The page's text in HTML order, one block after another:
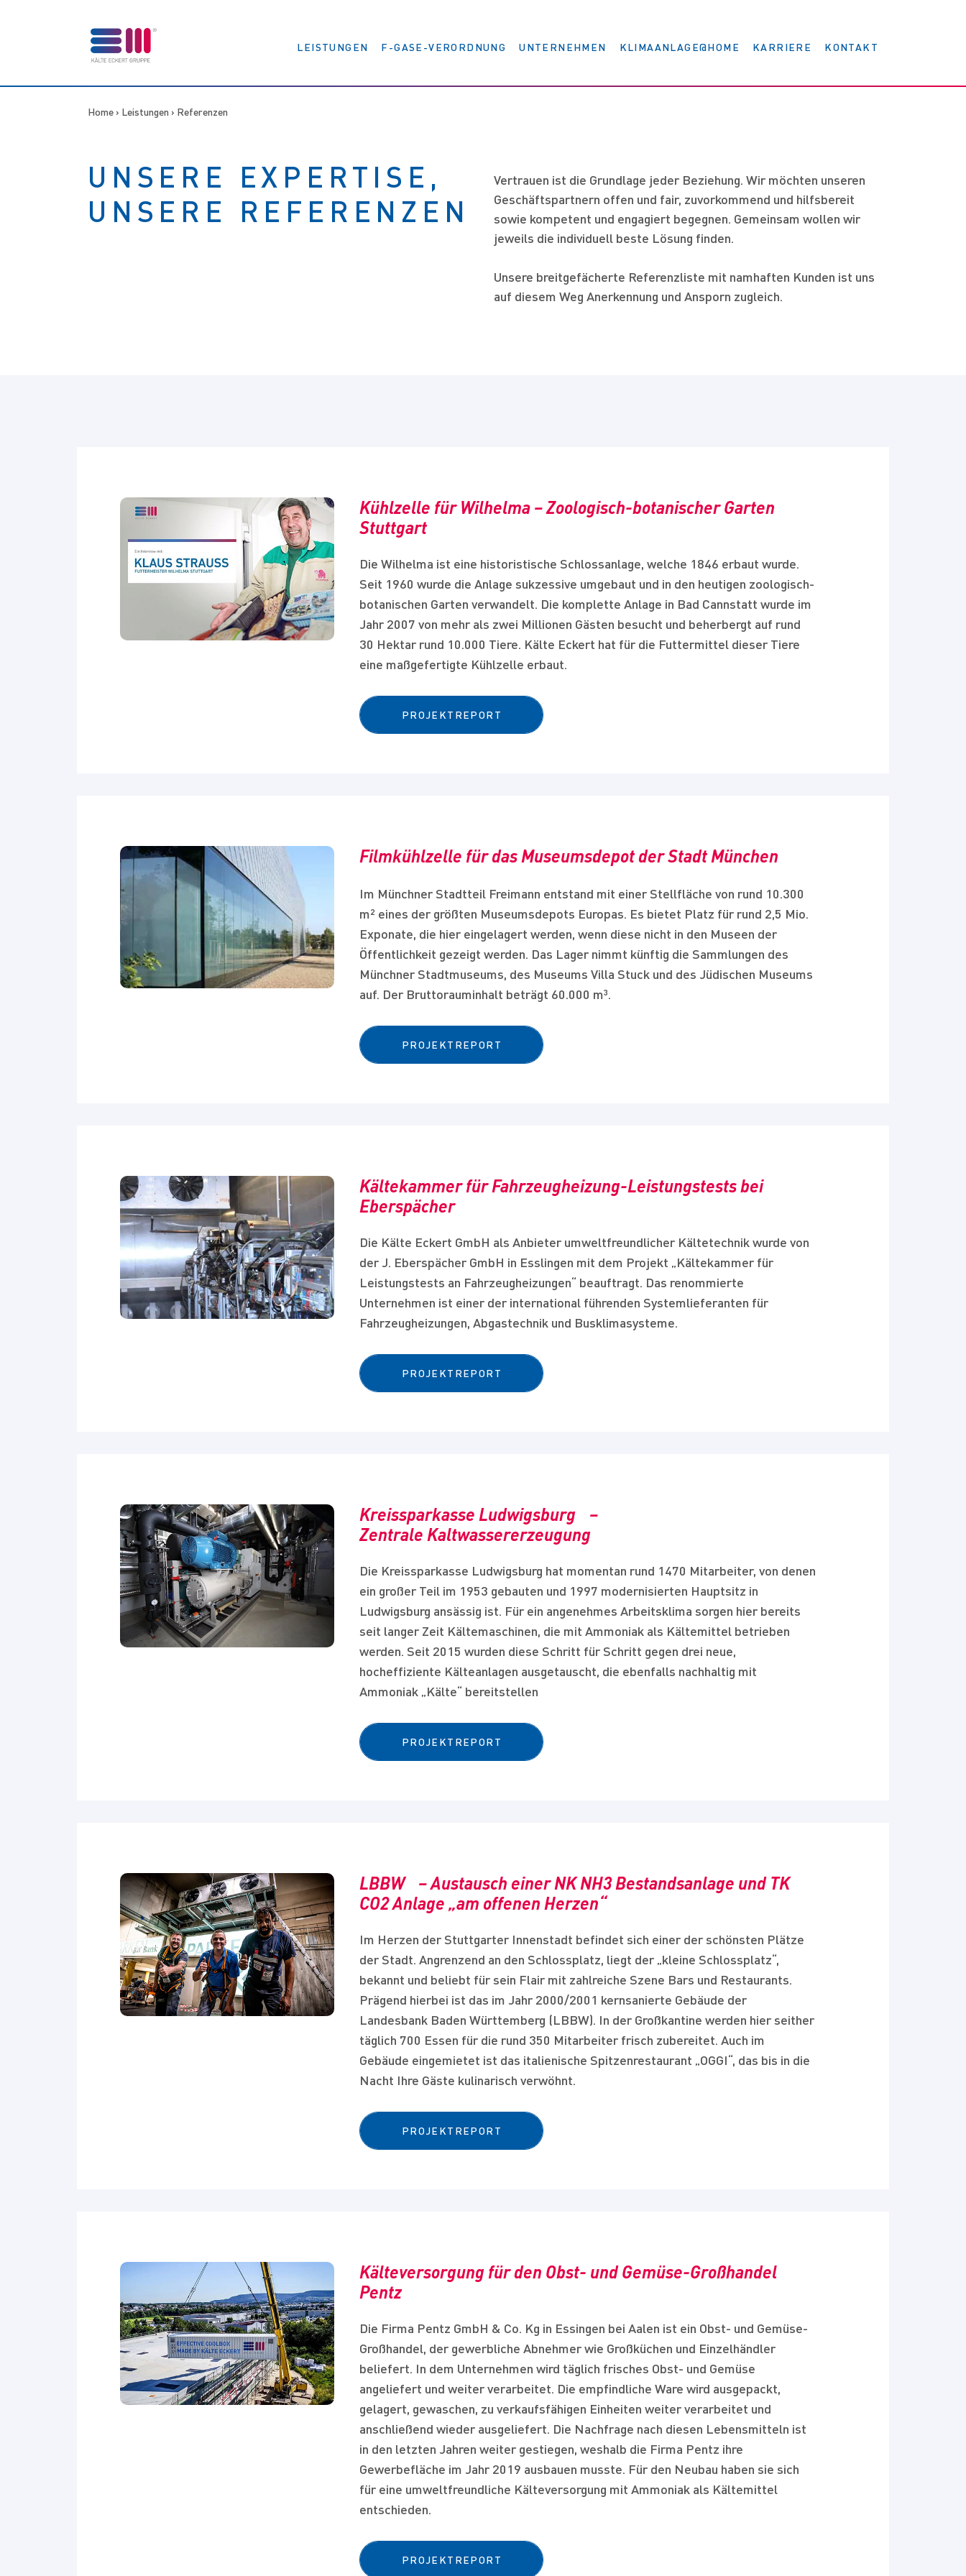
LEISTUNGEN
Anlagenbau
Wartung
Provisorien
F-GASE-VERORDNUNG
Umrüstung und Neubau?
Welche alternativen
Kältemittel kommen in
Kältemittel – synthetische
Ersatzkältemittel?
UNTERNEHMEN
News
Nachhaltigkeit
Engagement
Publikationen
Social Media
KLIMAANLAGE@HOME KARRIERE
Kälte Eckert Akademie
KONTAKT
Wartung
Provisorien
Druckbehältertechnik
Lösungen nach Branchen
Referenzen
Welche alternativen Kältemittel kommen
in Frage?
Im Vergleich: Natürliche Kältemittel –
synthetische Ersatzkältemittel?
Stellungnahme Verschärfung der EU F
Gase VO
Gruppe
Allianz
News
Nachhaltigkeit
Engagement
Standort Allgäu
Publikationen
Social Media
KLIMAANLAGE@HOME
KARRIERE
Übersicht
Ausbildung & Studium
Stellen für Fachkräfte
Kälte Eckert Akademie
KONTAKT
Home › Leistungen › Referenzen
UNSERE EXPERTISE,
UNSERE REFERENZEN
Vertrauen ist die Grundlage jeder Beziehung. Wir möchten unseren
Geschäftspartnern offen und fair, zuvorkommend und hilfsbereit
sowie kompetent und engagiert begegnen. Gemeinsam wollen wir
jeweils die individuell beste Lösung finden.
Unsere breitgefächerte Referenzliste mit namhaften Kunden ist uns
auf diesem Weg Anerkennung und Ansporn zugleich.
Kühlzelle für Wilhelma – Zoologisch-botanischer Garten
Stuttgart
Die Wilhelma ist eine historistische Schlossanlage, welche 1846 erbaut wurde.
Seit 1960 wurde die Anlage sukzessive umgebaut und in den heutigen zoologisch-
botanischen Garten verwandelt. Die komplette Anlage in Bad Cannstatt wurde im
Jahr 2007 von mehr als zwei Millionen Gästen besucht und beherbergt auf rund
30 Hektar rund 10.000 Tiere. Kälte Eckert hat für die Futtermittel dieser Tiere
eine maßgefertigte Kühlzelle erbaut.
PROJEKTREPORT
Filmkühlzelle für das Museumsdepot der Stadt München
Im Münchner Stadtteil Freimann entstand mit einer Stellfläche von rund 10.300
m² eines der größten Museumsdepots Europas. Es bietet Platz für rund 2,5 Mio.
Exponate, die hier eingelagert werden, wenn diese nicht in den Museen der
Öffentlichkeit gezeigt werden. Das Lager nimmt künftig die Sammlungen des
Münchner Stadtmuseums, des Museums Villa Stuck und des Jüdischen Museums
auf. Der Bruttorauminhalt beträgt 60.000 m³.
PROJEKTREPORT
Kältekammer für Fahrzeugheizung-Leistungstests bei
Eberspächer
Die Kälte Eckert GmbH als Anbieter umweltfreundlicher Kältetechnik wurde von
der J. Eberspächer GmbH in Esslingen mit dem Projekt „Kältekammer für
Leistungstests an Fahrzeugheizungen“ beauftragt. Das renommierte
Unternehmen ist einer der international führenden Systemlieferanten für
Fahrzeugheizungen, Abgastechnik und Busklimasysteme.
PROJEKTREPORT
Kreissparkasse Ludwigsburg –
Zentrale Kaltwassererzeugung
Die Kreissparkasse Ludwigsburg hat momentan rund 1470 Mitarbeiter, von denen
ein großer Teil im 1953 gebauten und 1997 modernisierten Hauptsitz in
Ludwigsburg ansässig ist. Für ein angenehmes Arbeitsklima sorgen hier bereits
seit langer Zeit Kältemaschinen, die mit Ammoniak als Kältemittel betrieben
werden. Seit 2015 wurden diese Schritt für Schritt gegen drei neue,
hocheffiziente Kälteanlagen ausgetauscht, die ebenfalls nachhaltig mit
Ammoniak „Kälte“ bereitstellen
PROJEKTREPORT
LBBW – Austausch einer NK NH3 Bestandsanlage und TK
CO2 Anlage „am offenen Herzen“
Im Herzen der Stuttgarter Innenstadt befindet sich einer der schönsten Plätze
der Stadt. Angrenzend an den Schlossplatz, liegt der „kleine Schlossplatz“,
bekannt und beliebt für sein Flair mit zahlreiche Szene Bars und Restaurants.
Prägend hierbei ist das im Jahr 2000/2001 kernsanierte Gebäude der
Landesbank Baden Württemberg (LBBW). In der Großkantine werden hier seither
täglich 700 Essen für die rund 350 Mitarbeiter frisch zubereitet. Auch im
Gebäude eingemietet ist das italienische Spitzenrestaurant „OGGI“, das bis in die
Nacht Ihre Gäste kulinarisch verwöhnt.
PROJEKTREPORT
Kälteversorgung für den Obst- und Gemüse-Großhandel
Pentz
Die Firma Pentz GmbH & Co. Kg in Essingen bei Aalen ist ein Obst- und Gemüse-
Großhandel, der gewerbliche Abnehmer wie Großküchen und Einzelhändler
beliefert. In dem Unternehmen wird täglich frisches Obst- und Gemüse
angeliefert und weiter verarbeitet. Die empfindliche Ware wird ausgepackt,
gelagert, gewaschen, zu verkaufsfähigen Einheiten weiter verarbeitet und
anschließend wieder ausgeliefert. Die Nachfrage nach diesen Lebensmitteln ist
in den letzten Jahren weiter gestiegen, weshalb die Firma Pentz ihre
Gewerbefläche im Jahr 2019 ausbauen musste. Für den Neubau haben sie sich
für eine umweltfreundliche Kälteversorgung mit Ammoniak als Kältemittel
entschieden.
PROJEKTREPORT